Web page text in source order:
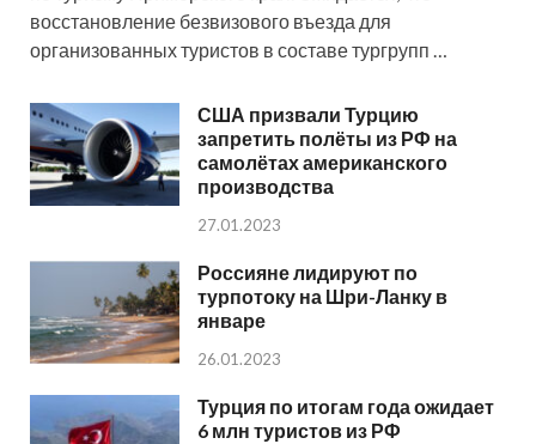
восстановление безвизового въезда для
организованных туристов в составе тургрупп …
США призвали Турцию
запретить полёты из РФ на
самолётах американского
производства
27.01.2023
Россияне лидируют по
турпотоку на Шри-Ланку в
январе
26.01.2023
Турция по итогам года ожидает
6 млн туристов из РФ